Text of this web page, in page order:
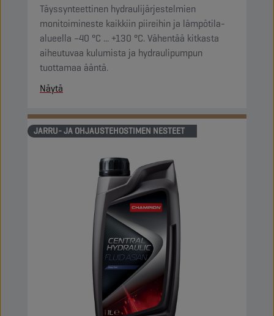
Täyssynteettinen hydraulijärjestelmien
monitoimineste kaikkiin piireihin ja lämpötila-
alueella –40 °C ... +130 °C. Vähentää kitkasta
aiheutuvaa kulumista ja hydraulipumpun
tuottamaa ääntä.
Näytä
JARRU- JA OHJAUSTEHOSTIMEN NESTEET